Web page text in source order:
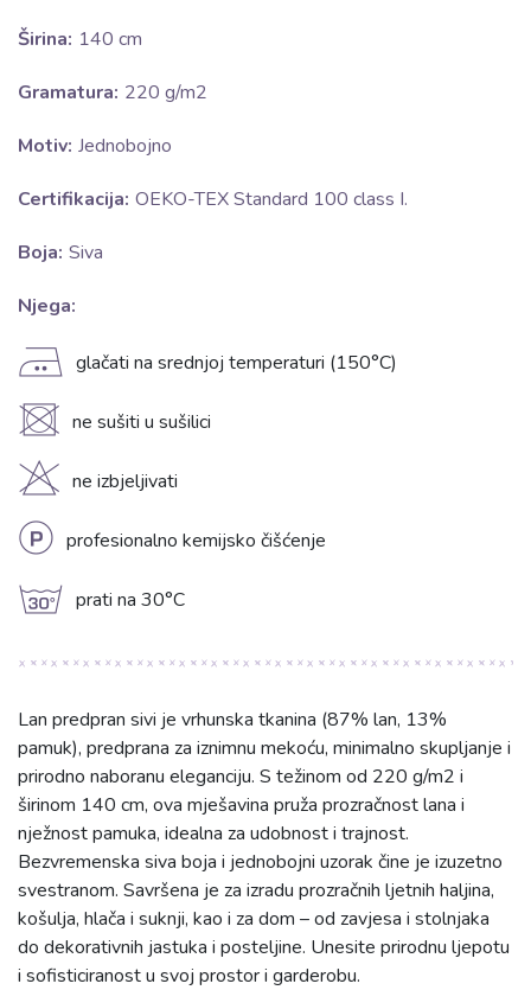
Širina: 140 cm
Gramatura: 220 g/m2
Motiv: Jednobojno
Certifikacija: OEKO-TEX Standard 100 class I.
Boja: Siva
Njega:
E glačati na srednjoj temperaturi (150°C)
U ne sušiti u sušilici
H ne izbjeljivati
L profesionalno kemijsko čišćenje
g prati na 30°C
Lan predpran sivi je vrhunska tkanina (87% lan, 13%
pamuk), predprana za iznimnu mekoću, minimalno skupljanje i
prirodno naboranu eleganciju. S težinom od 220 g/m2 i
širinom 140 cm, ova mješavina pruža prozračnost lana i
nježnost pamuka, idealna za udobnost i trajnost.
Bezvremenska siva boja i jednobojni uzorak čine je izuzetno
svestranom. Savršena je za izradu prozračnih ljetnih haljina,
košulja, hlača i suknji, kao i za dom – od zavjesa i stolnjaka
do dekorativnih jastuka i posteljine. Unesite prirodnu ljepotu
i sofisticiranost u svoj prostor i garderobu.